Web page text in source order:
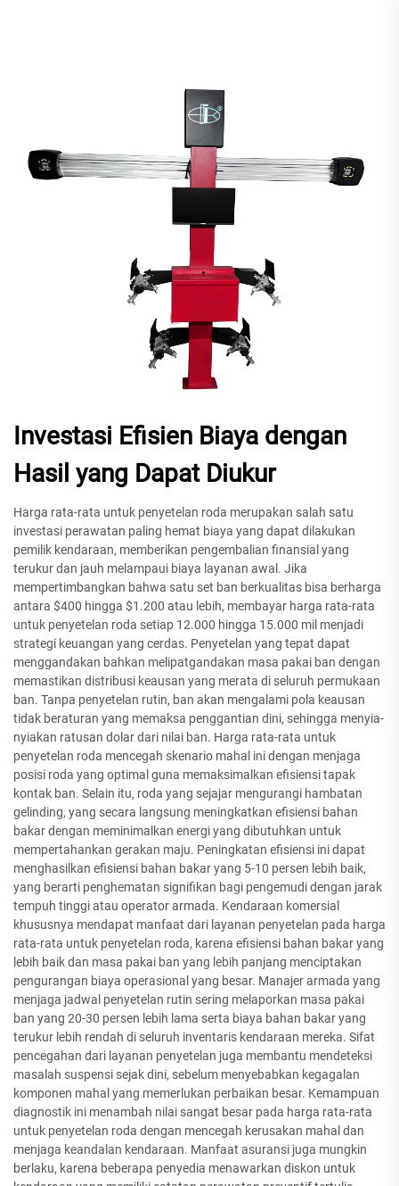
Investasi Efisien Biaya dengan
Hasil yang Dapat Diukur
Harga rata-rata untuk penyetelan roda merupakan salah satu
investasi perawatan paling hemat biaya yang dapat dilakukan
pemilik kendaraan, memberikan pengembalian finansial yang
terukur dan jauh melampaui biaya layanan awal. Jika
mempertimbangkan bahwa satu set ban berkualitas bisa berharga
antara $400 hingga $1.200 atau lebih, membayar harga rata-rata
untuk penyetelan roda setiap 12.000 hingga 15.000 mil menjadi
strategi keuangan yang cerdas. Penyetelan yang tepat dapat
menggandakan bahkan melipatgandakan masa pakai ban dengan
memastikan distribusi keausan yang merata di seluruh permukaan
ban. Tanpa penyetelan rutin, ban akan mengalami pola keausan
tidak beraturan yang memaksa penggantian dini, sehingga menyia-
nyiakan ratusan dolar dari nilai ban. Harga rata-rata untuk
penyetelan roda mencegah skenario mahal ini dengan menjaga
posisi roda yang optimal guna memaksimalkan efisiensi tapak
kontak ban. Selain itu, roda yang sejajar mengurangi hambatan
gelinding, yang secara langsung meningkatkan efisiensi bahan
bakar dengan meminimalkan energi yang dibutuhkan untuk
mempertahankan gerakan maju. Peningkatan efisiensi ini dapat
menghasilkan efisiensi bahan bakar yang 5-10 persen lebih baik,
yang berarti penghematan signifikan bagi pengemudi dengan jarak
tempuh tinggi atau operator armada. Kendaraan komersial
khususnya mendapat manfaat dari layanan penyetelan pada harga
rata-rata untuk penyetelan roda, karena efisiensi bahan bakar yang
lebih baik dan masa pakai ban yang lebih panjang menciptakan
pengurangan biaya operasional yang besar. Manajer armada yang
menjaga jadwal penyetelan rutin sering melaporkan masa pakai
ban yang 20-30 persen lebih lama serta biaya bahan bakar yang
terukur lebih rendah di seluruh inventaris kendaraan mereka. Sifat
pencegahan dari layanan penyetelan juga membantu mendeteksi
masalah suspensi sejak dini, sebelum menyebabkan kegagalan
komponen mahal yang memerlukan perbaikan besar. Kemampuan
diagnostik ini menambah nilai sangat besar pada harga rata-rata
untuk penyetelan roda dengan mencegah kerusakan mahal dan
menjaga keandalan kendaraan. Manfaat asuransi juga mungkin
berlaku, karena beberapa penyedia menawarkan diskon untuk